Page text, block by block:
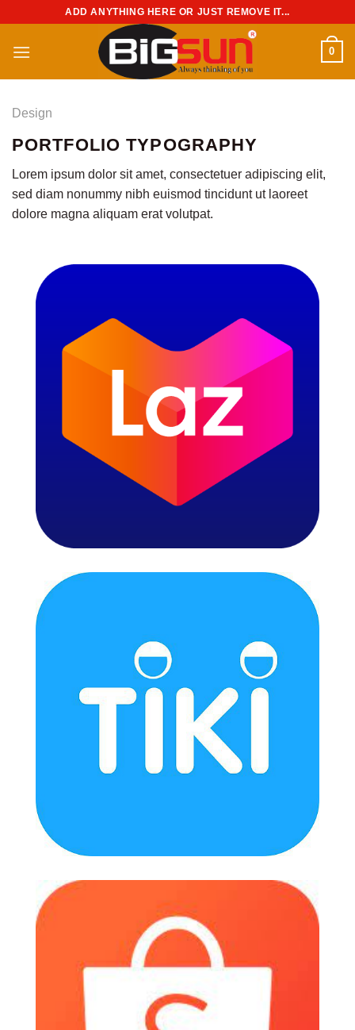
nội
ADD ANYTHING HERE OR JUST REMOVE IT...
0
Design
PORTFOLIO TYPOGRAPHY
Lorem ipsum dolor sit amet, consectetuer adipiscing elit,
sed diam nonummy nibh euismod tincidunt ut laoreet
dolore magna aliquam erat volutpat.